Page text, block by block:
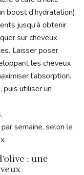
boost d’hydratation).
jusqu’à obtenir
sur cheveux
Laisser poser
les cheveux
l’absorption.
puis utiliser un
semaine, selon le
: une